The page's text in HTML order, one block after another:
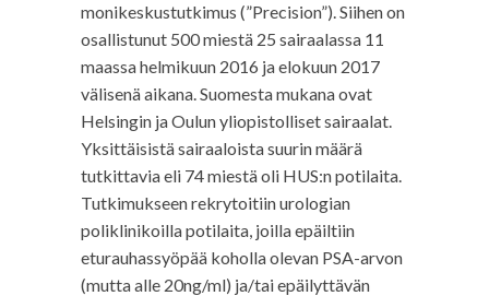
monikeskustutkimus (”Precision”). Siihen on
osallistunut 500 miestä 25 sairaalassa 11
maassa helmikuun 2016 ja elokuun 2017
välisenä aikana. Suomesta mukana ovat
Helsingin ja Oulun yliopistolliset sairaalat.
Yksittäisistä sairaaloista suurin määrä
tutkittavia eli 74 miestä oli HUS:n potilaita.
Tutkimukseen rekrytoitiin urologian
poliklinikoilla potilaita, joilla epäiltiin
eturauhassyöpää koholla olevan PSA-arvon
(mutta alle 20ng/ml) ja/tai epäilyttävän